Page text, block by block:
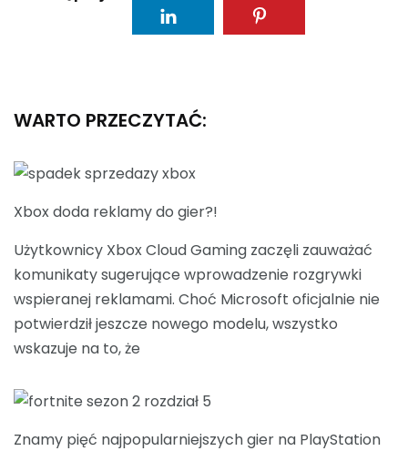
WARTO PRZECZYTAĆ:
Xbox doda reklamy do gier?!
Użytkownicy Xbox Cloud Gaming zaczęli zauważać
komunikaty sugerujące wprowadzenie rozgrywki
wspieranej reklamami. Choć Microsoft oficjalnie nie
potwierdził jeszcze nowego modelu, wszystko
wskazuje na to, że
Znamy pięć najpopularniejszych gier na PlayStation